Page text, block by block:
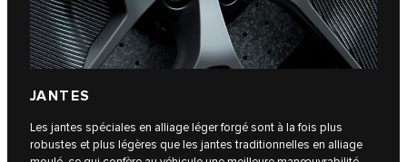
JANTES
Les jantes spéciales en alliage léger forgé sont à la fois plus
robustes et plus légères que les jantes traditionnelles en alliage